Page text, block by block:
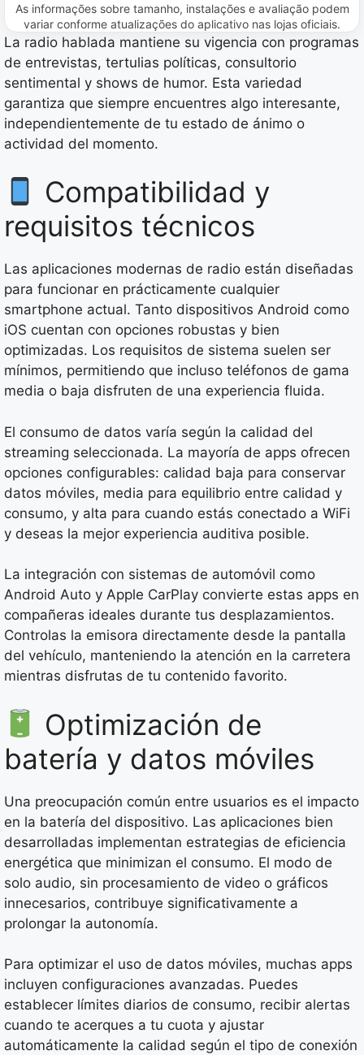
As informações sobre tamanho, instalações e avaliação podem
variar conforme atualizações do aplicativo nas lojas oficiais.
La radio hablada mantiene su vigencia con programas
de entrevistas, tertulias políticas, consultorio
sentimental y shows de humor. Esta variedad
garantiza que siempre encuentres algo interesante,
independientemente de tu estado de ánimo o
actividad del momento.
Compatibilidad y
requisitos técnicos
Las aplicaciones modernas de radio están diseñadas
para funcionar en prácticamente cualquier
smartphone actual. Tanto dispositivos Android como
iOS cuentan con opciones robustas y bien
optimizadas. Los requisitos de sistema suelen ser
mínimos, permitiendo que incluso teléfonos de gama
media o baja disfruten de una experiencia fluida.
El consumo de datos varía según la calidad del
streaming seleccionada. La mayoría de apps ofrecen
opciones configurables: calidad baja para conservar
datos móviles, media para equilibrio entre calidad y
consumo, y alta para cuando estás conectado a WiFi
y deseas la mejor experiencia auditiva posible.
La integración con sistemas de automóvil como
Android Auto y Apple CarPlay convierte estas apps en
compañeras ideales durante tus desplazamientos.
Controlas la emisora directamente desde la pantalla
del vehículo, manteniendo la atención en la carretera
mientras disfrutas de tu contenido favorito.
Optimización de
batería y datos móviles
Una preocupación común entre usuarios es el impacto
en la batería del dispositivo. Las aplicaciones bien
desarrolladas implementan estrategias de eficiencia
energética que minimizan el consumo. El modo de
solo audio, sin procesamiento de video o gráficos
innecesarios, contribuye significativamente a
prolongar la autonomía.
Para optimizar el uso de datos móviles, muchas apps
incluyen configuraciones avanzadas. Puedes
establecer límites diarios de consumo, recibir alertas
cuando te acerques a tu cuota y ajustar
automáticamente la calidad según el tipo de conexión